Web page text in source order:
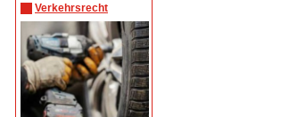
Verkehrsrecht